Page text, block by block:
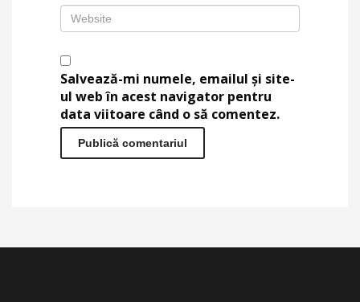
Salvează-mi numele, emailul și site-
ul web în acest navigator pentru
data viitoare când o să comentez.